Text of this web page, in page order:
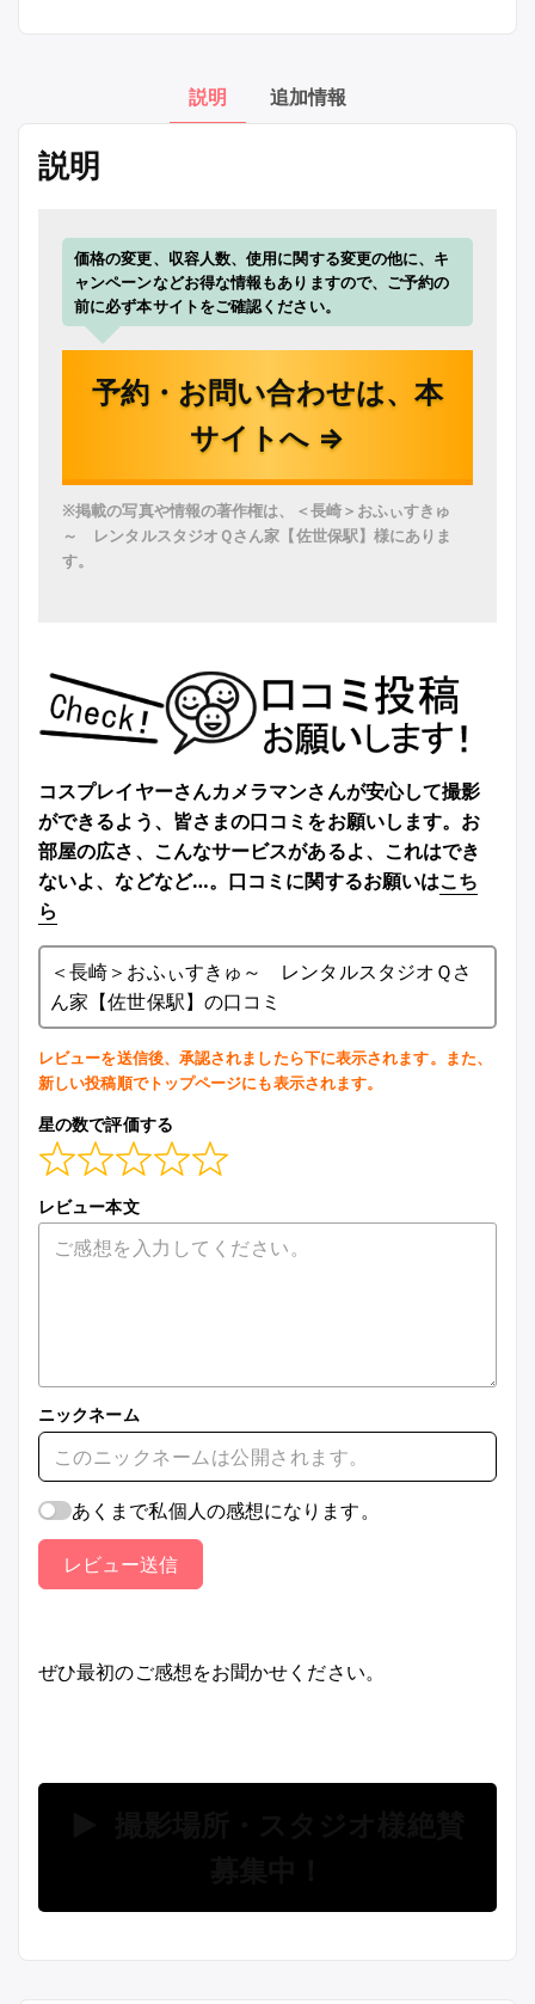
説明 追加情報
説明
価格の変更、収容人数、使用に関する変更の他に、キ
ャンペーンなどお得な情報もありますので、ご予約の
前に必ず本サイトをご確認ください。
予約・お問い合わせは、本
サイトへ ⇒
※掲載の写真や情報の著作権は、＜長崎＞おふぃすきゅ
～ レンタルスタジオＱさん家【佐世保駅】様にありま
す。
コスプレイヤーさんカメラマンさんが安心して撮影
ができるよう、皆さまの口コミをお願いします。お
部屋の広さ、こんなサービスがあるよ、これはでき
ないよ、などなど…。口コミに関するお願いはこち
ら
＜長崎＞おふぃすきゅ～ レンタルスタジオＱさ
ん家【佐世保駅】の口コミ
レビューを送信後、承認されましたら下に表示されます。また、
新しい投稿順でトップページにも表示されます。
星の数で評価する
レビュー本文
ニックネーム
あくまで私個人の感想になります。
レビュー送信
ぜひ最初のご感想をお聞かせください。